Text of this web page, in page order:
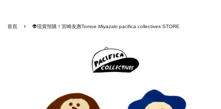
首頁 › 👽現貨預購！宮崎友惠Tomoe Miyazaki pacifica collectives STORE